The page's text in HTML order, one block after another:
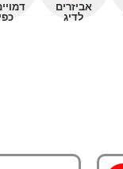
אביזרים
לדיג